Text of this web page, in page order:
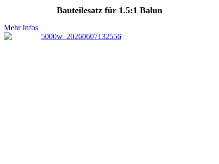
Bauteilesatz für 1.5:1 Balun
Mehr Infos